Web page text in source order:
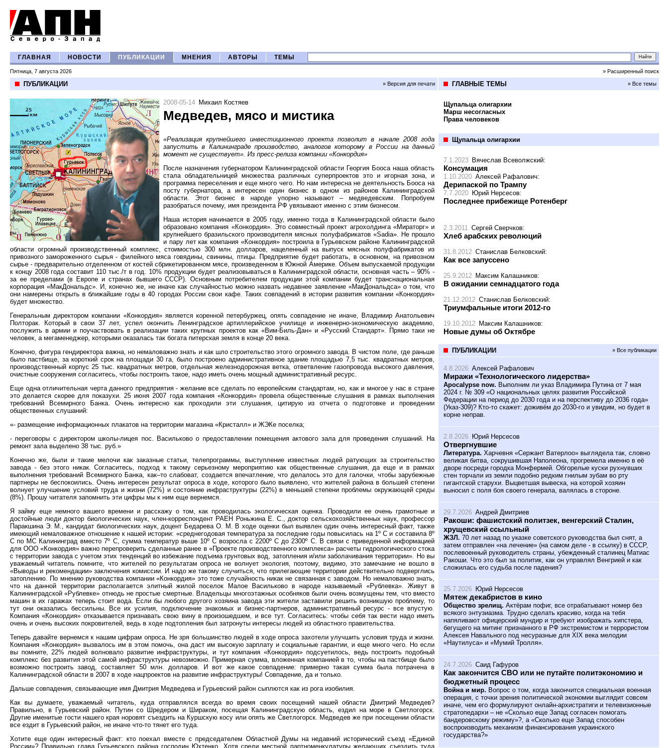
ГЛАВНАЯ НОВОСТИ ПУБЛИКАЦИИ МНЕНИЯ АВТОРЫ ТЕМЫ
Пятница, 7 августа 2026 » Расширенный поиск
ПУБЛИКАЦИИ » Версия для печати
2008-05-14 Михаил Костяев
Медведев, мясо и мистика
«Реализация крупнейшего инвестиционного проекта позволит в начале 2008 года
запустить в Калининграде производство, аналогов которому в России на данный
момент не существует». Из пресс-релиза компании «Конкордия»
После назначения губернатором Калининградской области Георгия Бооса наша область
стала обладательницей множества различных суперпроектов это и игорная зона, и
программа переселения и еще много чего. Но нам интересна не деятельность Бооса на
посту губернатора, а интересен один бизнес в одном из районов Калининградской
области. Этот бизнес в народе упорно называют – медведевским. Попробуем
разобраться почему, имя президента РФ увязывают именно с этим бизнесом.
Наша история начинается в 2005 году, именно тогда в Калининградской области было
образовано компания «Конкордия». Это совместный проект агрохолдинга «Мираторг» и
крупнейшего бразильского производителя мясных полуфабрикатов «Sadia». Не прошло
и пару лет как компания «Конкордия» построила в Гурьевском районе Калининградской
области огромный производственный комплекс, стоимостью 300 млн. долларов, нацеленный на выпуск мясных полуфабрикатов из
привозного замороженного сырья - филейного мяса говядины, свинины, птицы. Предприятие будет работать, в основном, на привозном
сырье - предварительно отделенном от костей сбрикетированном мясе, произведенном в Южной Америке. Объем выпускаемой продукции
к концу 2008 года составит 110 тыс./т в год. 10% продукции будет реализовываться в Калининградской области, основная часть – 90% -
за ее пределами (в Европе и странах бывшего СССР). Основным потребителем продукции этой компании будет транснациональная
корпорация «МакДональдс». И, конечно же, не иначе как случайностью можно назвать недавнее заявление «МакДональдса» о том, что
они намерены открыть в ближайшие годы в 40 городах России свои кафе. Таких совпадений в истории развития компании «Конкордия»
будет множество.
Генеральным директором компании «Конкордия» является коренной петербуржец, опять совпадение не иначе, Владимир Анатольевич
Полторак. Который в свои 37 лет, успел окончить Ленинградское артиллерийское училище и инженерно-экономическую академию,
послужить в армии и поучаствовать в реализации таких крупных проектов как «Вим-Биль-Дан» и «Русский Стандарт». Прямо таки не
человек, а мегаменеджер, которыми оказалась так богата питерская земля в конце 20 века.
Конечно, фигура гендиректора важна, но немаловажно знать и как шло строительство этого огромного завода. В чистом поле, где раньше
было пастбище, за короткий срок на площади 30 га, было построено административное здание площадью 7,5 тыс. квадратных метров,
производственный корпус 25 тыс. квадратных метров, отдельная железнодорожная ветка, ответвление газопровода высокого давления,
очистные сооружения согласитесь, чтобы построить такое, надо иметь очень мощный административный ресурс.
Еще одна отличительная черта данного предприятия - желание все сделать по европейским стандартам, но, как и многое у нас в стране
это делается скорее для показухи. 25 июня 2007 года компания «Конкордия» провела общественные слушания в рамках выполнения
требований Всемирного Банка. Очень интересно как проходили эти слушания, цитирую из отчета о подготовке и проведении
общественных слушаний:
«- размещение информационных плакатов на территории магазина «Кристалл» и ЖЭКе поселка;
- переговоры с директором школы-лицея пос. Васильково о предоставлении помещения актового зала для проведения слушаний. На
ремонт зала выделено 38 тыс. руб.»
Конечно же, были и такие мелочи как заказные статьи, телепрограммы, выступление известных людей ратующих за строительство
завода - без этого никак. Согласитесь, подход к такому серьезному мероприятию как общественные слушания, да еще и в рамках
выполнения требований Всемирного Банка, как–то слабоват, создается впечатление, что делалось это для галочки, чтобы зарубежные
партнеры не беспокоились. Очень интересен результат опроса в ходе, которого было выявлено, что жителей района в большей степени
волнует улучшение условий труда и жизни (72%) и состояние инфраструктуры (22%) в меньшей степени проблемы окружающей среды
(8%). Прошу читателя запомнить эти цифры мы к ним еще вернемся.
Я займу еще немного вашего времени и расскажу о том, как проводилась экологическая оценка. Проводили ее очень грамотные и
достойные люди доктор биологических наук, член-корреспондент РАЕН Роньжина Е. С., доктор сельскохозяйственных наук, профессор
Паракшина Э. М., кандидат биологических наук, доцент Бедарева О. М. В ходе оценки был выявлен один очень интересный факт, также
имеющий немаловажное отношение к нашей истории: «среднегодовая температура за последние годы повысилась на 1º С и составила 8º
С по МС Калининград вместо 7º С, сумма температур выше 10º С возросла с 2200º С до 2300º С. В связи с приведенной информацией
для ООО «Конкордия» важно перепроверить сделанные ранее в «Проекте производственного комплекса» расчеты гидрологического стока
с территории завода с учетом этих тенденций во избежание подъема грунтовых вод, затопления и/или заболачивания территории». Но вы
уважаемый читатель помните, что жителей по результатам опроса не волнует экология, поэтому, видимо, это замечание не вошло в
«Выводы и рекомендации» заключения комиссии. И надо же такому случиться, что прилегающие территории действительно подверглись
затоплению. По мнению руководства компании «Конкордия» это тоже случайность никак не связанная с заводом. Но немаловажно знать,
что на данной территории располагается элитный жилой поселок Малое Васильково в народе называемый «Рублевка». Живут в
Калининградской «Рублевке» отнюдь не простые смертные. Владельцы многоэтажных особняков были очень возмущены тем, что вместо
машин в их гаражах теперь стоит вода. Если бы любого другого хозяина завода эти жители заставили решить возникшую проблему, то
тут они оказались бессильны. Все их усилия, подключение знакомых и бизнес-партнеров, административный ресурс - все впустую.
Компания «Конкордия» отказывается признавать свою вину в произошедшем, и все тут. Согласитесь: чтобы себя так вести надо иметь
очень и очень высоких покровителей, ведь в ходе подтопления был затронуты интересы людей из областного правительства.
Теперь давайте вернемся к нашим цифрам опроса. Не зря большинство людей в ходе опроса захотели улучшить условия труда и жизни.
Компания «Конкордия» вызвалось им в этом помочь, она даст им высокую зарплату и социальные гарантии, и еще много чего. Но если
вы помните, 22% людей волновало развитие инфраструктуры, и тут компания «Конкордия» подсуетилось, ведь построить подобный
комплекс без развития этой самой инфраструктуры невозможно. Примерная сумма, вложенная компанией в то, чтобы на пастбище было
возможно построить завод, составляет 50 млн. долларов. И вот же какое совпадение: примерно такая сумма была потрачена в
Калининградской области в 2007 в ходе нацпроектов на развитие инфраструктуры! Совпадение, да и только.
Дальше совпадения, связывающие имя Дмитрия Медведева и Гурьевский район сыплются как из рога изобилия.
Как вы думаете, уважаемый читатель, куда отправлялся всегда во время своих посещений нашей области Дмитрий Медведев?
Правильно, в Гурьевский район. Путин со Шредером и Шираком, посещая Калининградскую область, ездил на море в Светлогорск.
Другие именитые гости нашего края норовят съездить на Куршскую косу или опять же Светлогорск. Медведев же при посещении области
все ездит в Гурьевский район, не иначе что-то тянет его туда.
Хотите еще один интересный факт: кто поехал вместе с председателем Областной Думы на недавний исторический съезд «Единой
России»? Правильно глава Гурьевского района господин Юхтенко. Хотя среди местной партноменкулатуры желающих съездить туда
ГЛАВНЫЕ ТЕМЫ » Все темы
Щупальца олигархии
Марш несогласных
Права человеков
Щупальца олигархии
7.1.2023 Вячеслав Всеволжский:
Консумация
1.10.2020 Алексей Рафалович:
Дерипаской по Трампу
7.7.2020 Юрий Нерсесов:
Последнее прибежище Ротенберг
2.3.2011 Сергей Сверчков:
Хлеб арабских революций
31.8.2012 Станислав Белковский:
Как все запуссено
25.9.2012 Максим Калашников:
В ожидании семнадцатого года
21.12.2012 Станислав Белковский:
Триумфальные итоги 2012-го
19.10.2012 Максим Калашников:
Новые думы об Октябре
ПУБЛИКАЦИИ » Все публикации
4.8.2026 Алексей Рафалович
Миражи «Технологического лидерства»
Apocalypse now. Выполним ли указ Владимира Путина от 7 мая
2024 г. № 309 «О национальных целях развития Российской
Федерации на период до 2030 года и на перспективу до 2036 года»
(Указ-309)? Кто-то скажет: доживём до 2030-го и увидим, но будет в
корне неправ.
2.8.2026 Юрий Нерсесов
Отвергнувшие
Литература. Харчевня «Сержант Ватерлоо» выглядела так, словно
великая битва, сокрушившая Наполеона, прогремела именно в её
дворе посреди городка Монфермей. Обгорелые куски рухнувших
стен торчали из земли подобно редким гнилым зубам во рту
гигантской старухи. Выцветшая вывеска, на которой хозяин
выносил с поля боя своего генерала, валялась в стороне.
29.7.2026 Андрей Дмитриев
Ракоши: фашистский политзек, венгерский Сталин,
хрущевский ссыльный
ЖЗЛ. 70 лет назад по указке советского руководства был снят, а
затем отправлен «на лечение» (на самом деле - в ссылку) в СССР,
послевоенный руководитель страны, убежденный сталинец Матиас
Ракоши. Что это был за политик, как он управлял Венгрией и как
сложилась его судьба после падения?
25.7.2026 Юрий Нерсесов
Мятеж декабристов в кино
Общество зрелищ. Актёрам пофиг, все отрабатывают номер без
всякого энтузиазма. Трудно сделать красиво, когда на тебя
напяливают офицерский мундир и требуют изображать хипстера,
бегущего на митинг признанного в РФ экстремистом и террористом
Алексея Навального под несуразные для XIX века мелодии
«Наутилуса» и «Мумий Тролля».
24.7.2026 Саид Гафуров
Как закончится СВО или не путайте политэкономию и
бюджетный процесс
Война и мир. Вопрос о том, когда закончится специальная военная
операция, с точки зрения политической экономии выглядит совсем
иначе, чем его формулируют онлайн-архистратиги и телевизионные
стратопедархи – не «Сколько еще Запад согласен помогать
бандеровскому режиму»?, а «Сколько еще Запад способен
воспроизводить механизм финансирования украинского
государства?»